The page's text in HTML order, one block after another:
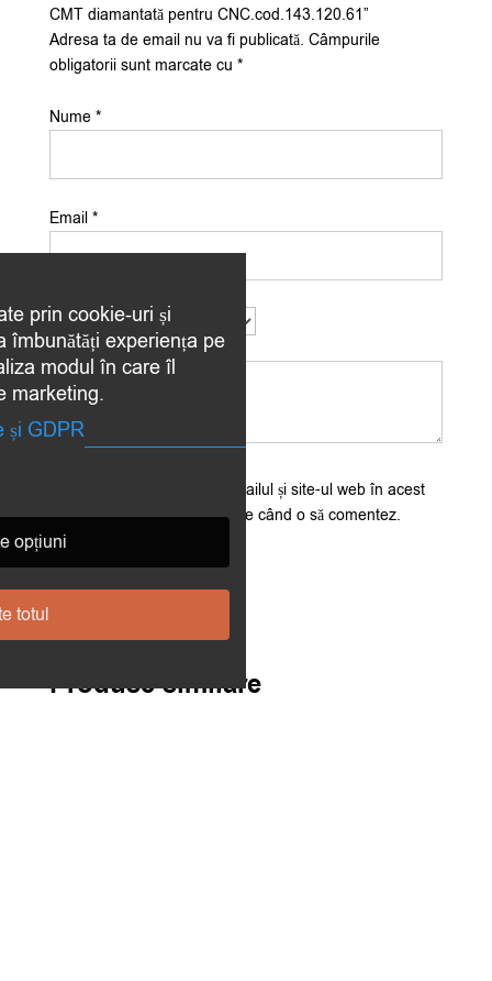
CMT diamantată pentru CNC.cod.143.120.61”
Adresa ta de email nu va fi publicată. Câmpurile
obligatorii sunt marcate cu *
Evaluarea ta*
Recenzia ta*
Nume *
Email *
Salvează-mi numele, emailul și site-ul web în acest
navigator pentru data viitoare când o să comentez.
Produse similare
prin cookie-uri și
îmbunătăți experiența pe
modul în care îl
marketing.
și GDPR
opțiuni
totul